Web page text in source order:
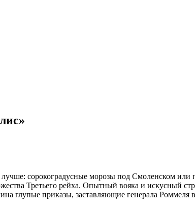
сорокоградусные морозы под Смоленском или
Третьего рейха. Опытный вояка и искусный
глупые приказы, заставляющие генерала